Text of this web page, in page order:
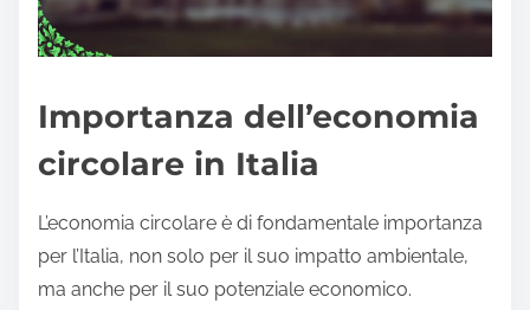
Importanza dell’economia
circolare in Italia
L’economia circolare è di fondamentale importanza
per l’Italia, non solo per il suo impatto ambientale,
ma anche per il suo potenziale economico.